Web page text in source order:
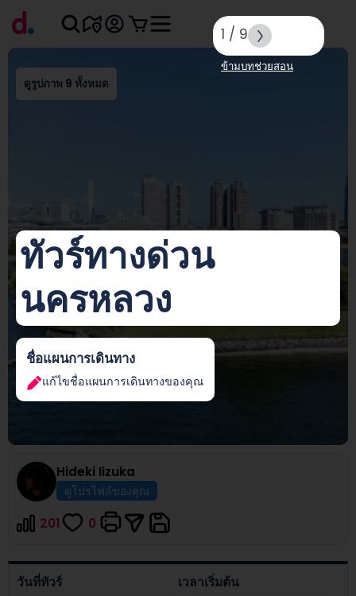
ดูรูปภาพ 9 ทั้งหมด
ทัวร์ทางด่วน
นครหลวง
ชื่อแผนการเดินทาง
แก้ไขชื่อแผนการเดินทางของคุณ
Hideki Iizuka
ดูโปรไฟล์ของคุณ
201 0
วันที่ทัวร์ เวลาเริ่มต้น
1 / 9
ข้ามบทช่วยสอน